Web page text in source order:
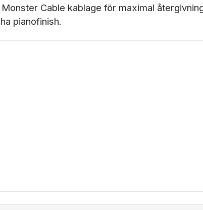
Cable kablage för maximal
pianofinish.